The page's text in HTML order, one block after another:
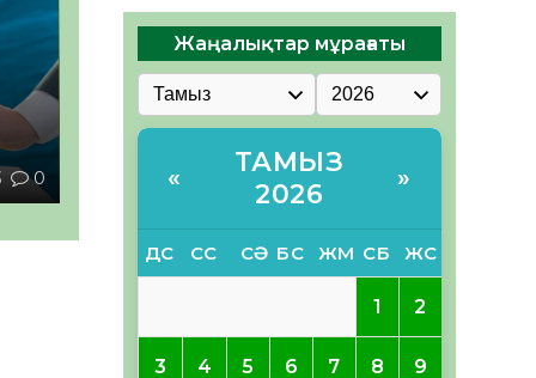
0
Жаңалықтар мұрағаты
«
ТАМЫЗ
2026
»
ДС СС СӘ БС ЖМ СБ ЖС
1 2
3 4 5 6 7 8 9